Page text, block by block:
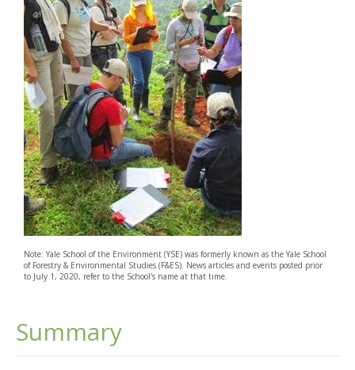
Note: Yale School of the Environment (YSE) was formerly known as the Yale School
of Forestry & Environmental Studies (F&ES). News articles and events posted prior
to July 1, 2020, refer to the School's name at that time.
Summary